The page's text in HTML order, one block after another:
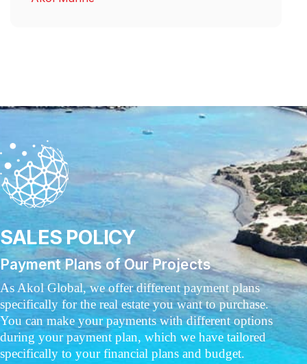
SALES POLICY
Payment Plans of Our Projects
As Akol Global, we offer different payment plans
specifically for the real estate you want to purchase.
You can make your payments with different options
during your payment plan, which we have tailored
specifically to your financial plans and budget.